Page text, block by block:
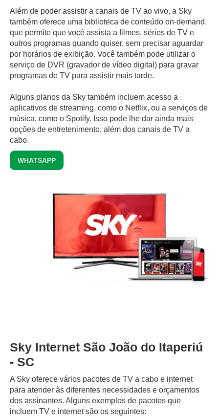
Além de poder assistir a canais de TV ao vivo, a Sky
também oferece uma biblioteca de conteúdo on-demand,
que permite que você assista a filmes, séries de TV e
outros programas quando quiser, sem precisar aguardar
por horários de exibição. Você também pode utilizar o
serviço de DVR (gravador de vídeo digital) para gravar
programas de TV para assistir mais tarde.
Alguns planos da Sky também incluem acesso a
aplicativos de streaming, como o Netflix, ou a serviços de
música, como o Spotify. Isso pode lhe dar ainda mais
opções de entretenimento, além dos canais de TV a
cabo.
WHATSAPP
Sky Internet São João do Itaperiú
- SC
A Sky oferece vários pacotes de TV a cabo e internet
para atender às diferentes necessidades e orçamentos
dos assinantes. Alguns exemplos de pacotes que
incluem TV e internet são os seguintes: